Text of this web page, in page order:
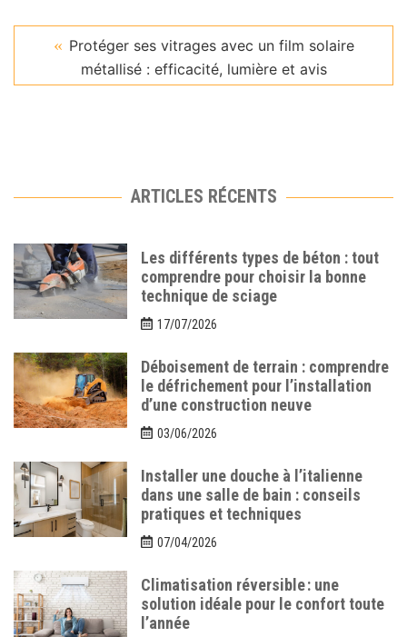
Protéger ses vitrages avec un film solaire
métallisé : efficacité, lumière et avis
ARTICLES RÉCENTS
Les différents types de béton : tout
comprendre pour choisir la bonne
technique de sciage
17/07/2026
Déboisement de terrain : comprendre
le défrichement pour l’installation
d’une construction neuve
03/06/2026
Installer une douche à l’italienne
dans une salle de bain : conseils
pratiques et techniques
07/04/2026
Climatisation réversible : une
solution idéale pour le confort toute
l’année